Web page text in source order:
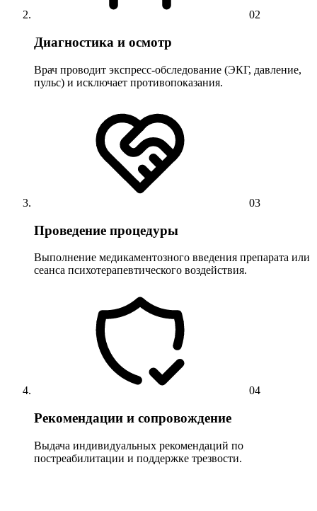
02
Диагностика и осмотр
Врач проводит экспресс-обследование (ЭКГ, давление,
пульс) и исключает противопоказания.
03
Проведение процедуры
Выполнение медикаментозного введения препарата или
сеанса психотерапевтического воздействия.
04
Рекомендации и сопровождение
Выдача индивидуальных рекомендаций по
постреабилитации и поддержке трезвости.